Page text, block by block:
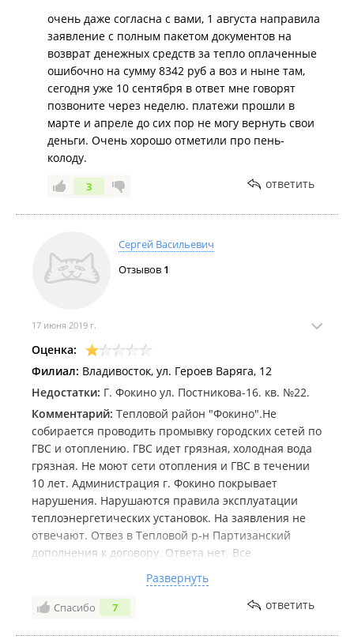
очень даже согласна с вами, 1 августа направила
заявление с полным пакетом документов на
возврат денежных средств за тепло оплаченные
ошибочно на сумму 8342 руб а воз и ныне там,
сегодня уже 10 сентября в ответ мне говорят
позвоните через неделю. платежи прошли в
марте и апреле до сих пор не могу вернуть свои
деньги. Очень хорошо отметили про пень-
колоду.
3 ответить
Сергей Васильевич
Отзывов 1
17 июня 2019 г.
Оценка:
Филиал: Владивосток, ул. Героев Варяга, 12
Недостатки: Г. Фокино ул. Постникова-16. кв. №22.
Комментарий: Тепловой район "Фокино".Не
собирается проводить промывку городских сетей по
ГВС и отоплению. ГВС идет грязная, холодная вода
грязная. Не моют сети отопления и ГВС в течении
10 лет. Администрация г. Фокино покрывает
нарушения. Нарушаются правила эксплуатации
теплоэнергетических установок. На заявления не
отвечают. Отвез в Тепловой р-н Партизанский
дополнения к договору. Ответа нет. Все
правительства трактуют по своему усмотрению
Справка:- КГУП " Примтеплоэнерго" - учредитель
Губернатор не знает, что творится в подчиненном
Развернуть
Спасибо 7 ответить